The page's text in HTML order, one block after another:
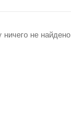
ничего не найдено